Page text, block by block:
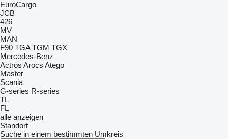
EuroCargo
JCB
426
MV
MAN
F90 TGA TGM TGX
Mercedes-Benz
Actros Arocs Atego
Master
Scania
G-series R-series
TL
FL
alle anzeigen
Standort
Suche in einem bestimmten Umkreis